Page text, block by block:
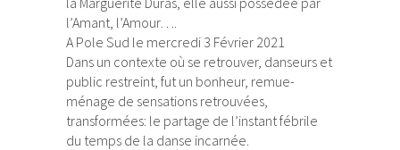
l’Amant, l’Amour….
A Pole Sud le mercredi 3 Février 2021
Dans un contexte où se retrouver, danseurs et
public restreint, fut un bonheur, remue-
ménage de sensations retrouvées,
transformées: le partage de l’instant fébrile
du temps de la danse incarnée.